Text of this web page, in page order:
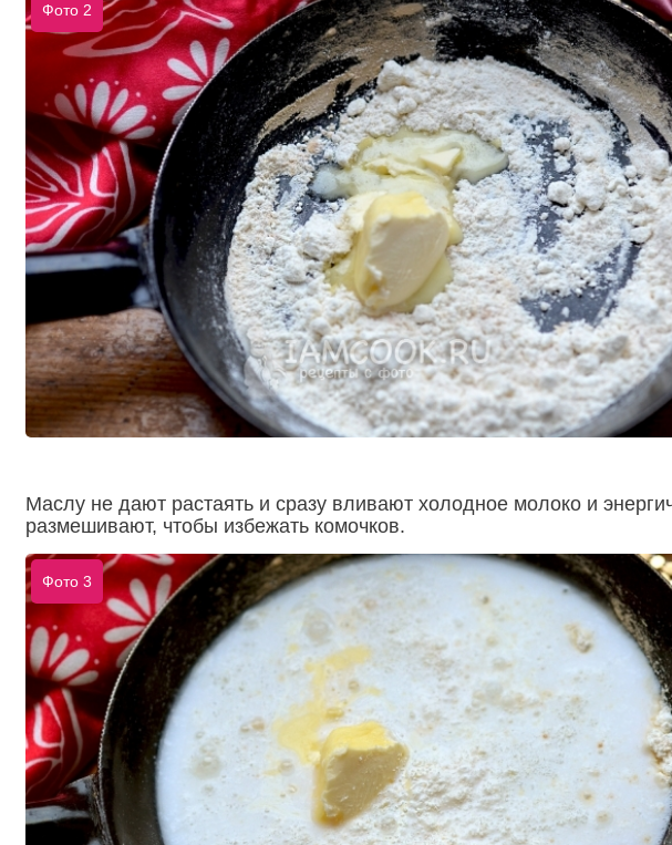
Фото 2
Маслу не дают растаять и сразу вливают холодное молоко и
размешивают, чтобы избежать комочков.
Фото 3